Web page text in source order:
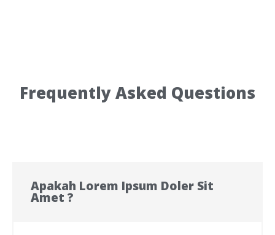
Frequently Asked Questions
Apakah Lorem Ipsum Doler Sit
Amet ?